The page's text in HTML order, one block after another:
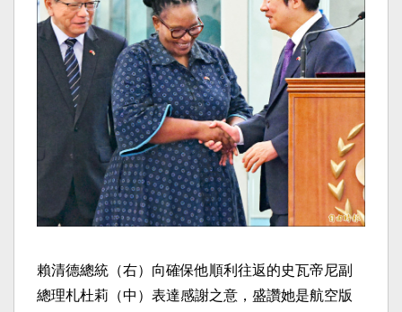
賴清德總統（右）向確保他順利往返的史瓦帝尼副
總理札杜莉（中）表達感謝之意，盛讚她是航空版